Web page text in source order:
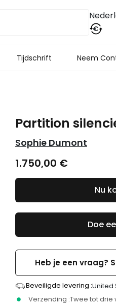
€
Tijdschrift Neem
Partition
Sophie Dumont
1.750,00 €
Doe
Heb je een vraag?
Beveiligde levering :United
Verzending :Twee tot drie
Nu